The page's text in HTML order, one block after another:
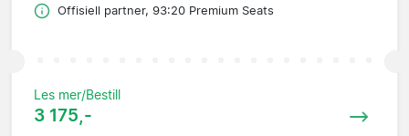
Offisiell partner, 93:20 Premium Seats
Les mer/Bestill
3 175,-